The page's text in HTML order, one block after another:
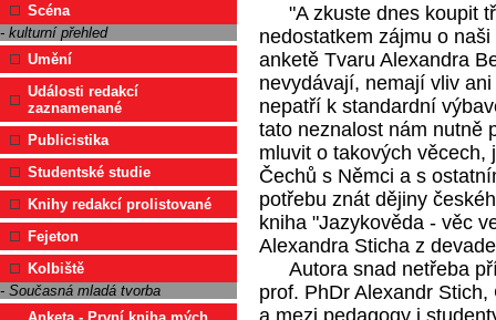
Scéna
- kulturní přehled
Umění
Události redakcí
zaznamenané
Publicistika
Studentské studie
Knihy redakcí prolistované
Fejeton
Kolbiště
- Současná mladá tvorba
"A zkuste dnes koupit
nedostatkem zájmu o
anketě Tvaru Alexandra
nevydávají, nemají vliv
nepatří k standardní
tato neznalost nám nutně
mluvit o takových věcech,
Čechů s Němci a s
potřebu znát dějiny
kniha "Jazykověda - věc
Alexandra Sticha z
Autora snad netřeba
prof. PhDr Alexandr
a mezi pedagogy i